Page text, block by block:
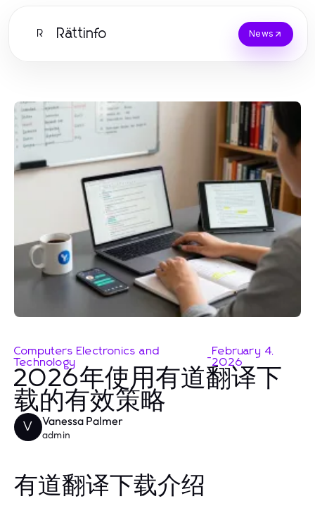
R Rättinfo News
Computers Electronics and
Technology
-February 4,
2026
2026年使用有道翻译下
载的有效策略
V Vanessa Palmer
admin
有道翻译下载介绍